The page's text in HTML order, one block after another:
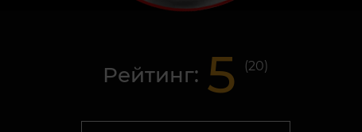
Рейтинг: 5 (20)